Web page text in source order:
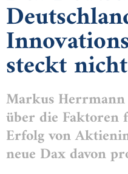
steckt
Markus
über die Faktoren
Erfolg von
neue Dax davon